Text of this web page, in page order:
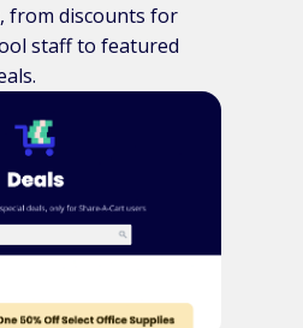
from discounts for
staff to featured